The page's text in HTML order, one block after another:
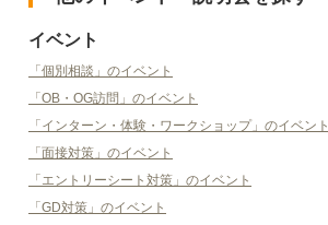
イベント
「個別相談」のイベント
「OB・OG訪問」のイベント
「インターン・体験・ワークショップ」のイベント
「面接対策」のイベント
「エントリーシート対策」のイベント
「GD対策」のイベント